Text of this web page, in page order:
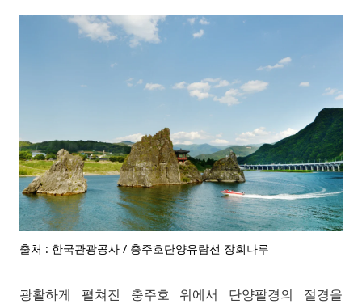
출처 : 한국관광공사 / 충주호단양유람선 장회나루
광활하게 펼쳐진 충주호 위에서 단양팔경의 절경을